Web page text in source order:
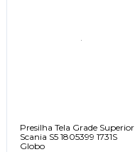
Presilha Tela Grade Superior
Scania S5 1805399 1731S
Globo